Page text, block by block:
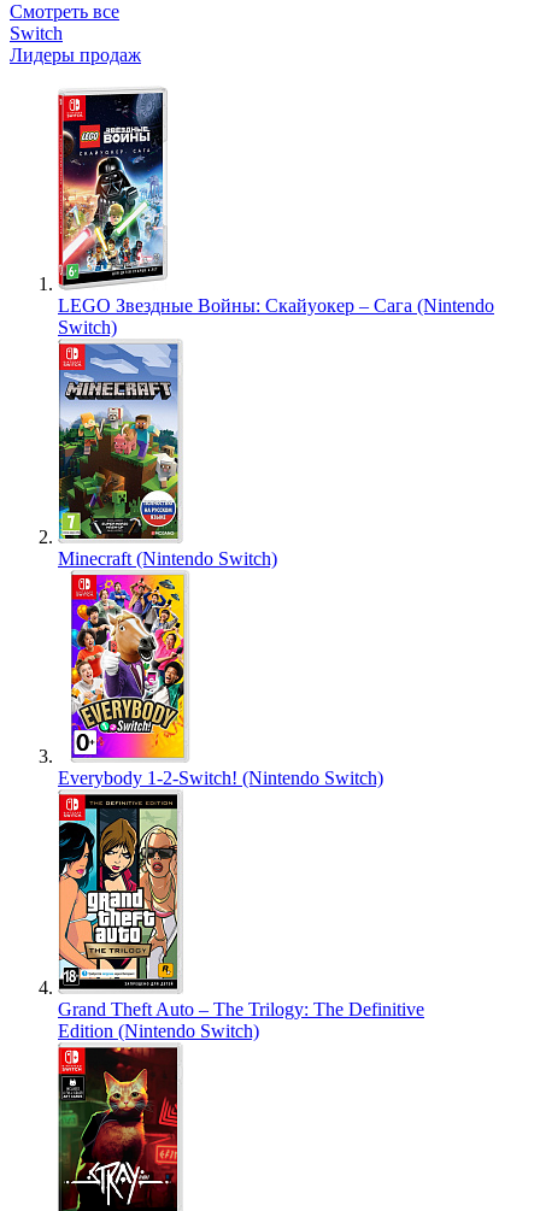
Смотреть все
Switch
Лидеры продаж
LEGO Звездные Войны: Скайуокер – Сага (Nintendo
Switch)
Minecraft (Nintendo Switch)
Everybody 1-2-Switch! (Nintendo Switch)
Grand Theft Auto – The Trilogy: The Definitive
Edition (Nintendo Switch)